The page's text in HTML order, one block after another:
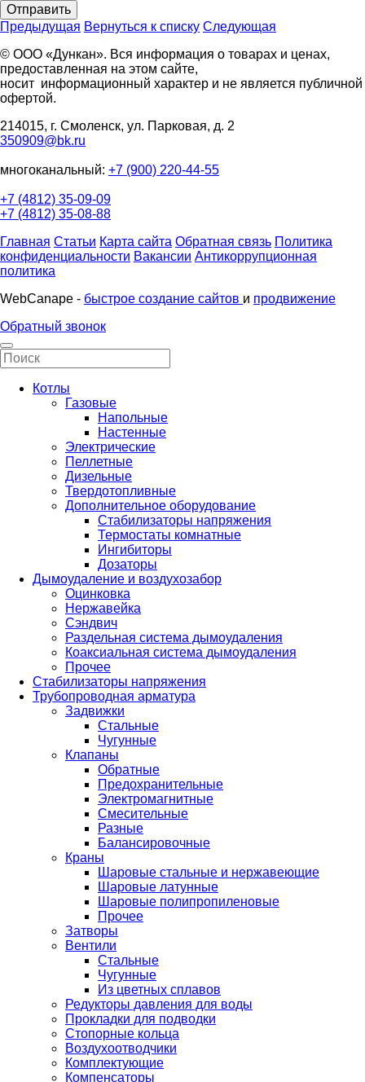
Отправить
Предыдущая Вернуться к списку Следующая
© ООО «Дункан». Вся информация о товарах и ценах,
предоставленная на этом сайте,
носит информационный характер и не является публичной
офертой.
214015, г. Смоленск, ул. Парковая, д. 2
350909@bk.ru
многоканальный: +7 (900) 220-44-55
+7 (4812) 35-09-09
+7 (4812) 35-08-88
Главная Статьи Карта сайта Обратная связь Политика
конфиденциальности Вакансии Антикоррупционная
политика
WebCanape - быстрое создание сайтов и продвижение
Обратный звонок
Котлы
Газовые
Напольные
Настенные
Электрические
Пеллетные
Дизельные
Твердотопливные
Дополнительное оборудование
Стабилизаторы напряжения
Термостаты комнатные
Ингибиторы
Дозаторы
Дымоудаление и воздухозабор
Оцинковка
Нержавейка
Сэндвич
Раздельная система дымоудаления
Коаксиальная система дымоудаления
Прочее
Стабилизаторы напряжения
Трубопроводная арматура
Задвижки
Стальные
Чугунные
Клапаны
Обратные
Предохранительные
Электромагнитные
Смесительные
Разные
Балансировочные
Краны
Шаровые стальные и нержавеющие
Шаровые латунные
Шаровые полипропиленовые
Прочее
Затворы
Вентили
Стальные
Чугунные
Из цветных сплавов
Редукторы давления для воды
Прокладки для подводки
Стопорные кольца
Воздухоотводчики
Комплектующие
Компенсаторы